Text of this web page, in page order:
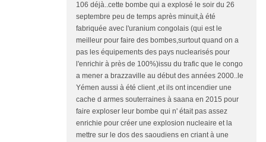
106 déjà..cette bombe qui a explosé le soir du 26
septembre peu de temps après minuit,à été
fabriquée avec l'uranium congolais (qui est le
meilleur pour faire des bombes,surtout quand on a
pas les équipements des pays nuclearisés pour
l'enrichir à près de 100%)issu du trafic que le congo
a mener a brazzaville au début des années 2000..le
Yémen aussi à été client ,et ils ont incendier une
cache d armes souterraines à saana en 2015 pour
faire exploser leur bombe qui n' était pas assez
enrichie pour créer une explosion nucleaire et la
mettre sur le dos des saoudiens en criant à une